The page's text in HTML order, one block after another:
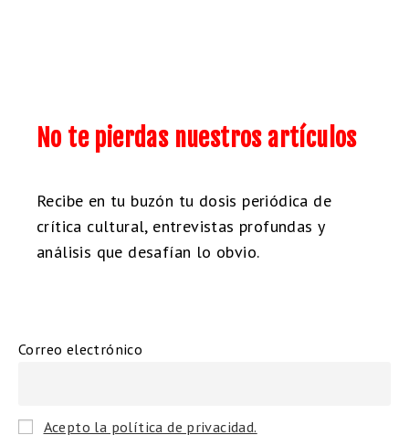
No te pierdas nuestros artículos
Recibe en tu buzón tu dosis periódica de
crítica cultural, entrevistas profundas y
análisis que desafían lo obvio.
Correo electrónico
Acepto la política de privacidad.